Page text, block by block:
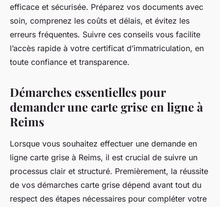
efficace et sécurisée. Préparez vos documents avec
soin, comprenez les coûts et délais, et évitez les
erreurs fréquentes. Suivre ces conseils vous facilite
l’accès rapide à votre certificat d’immatriculation, en
toute confiance et transparence.
Démarches essentielles pour
demander une carte grise en ligne à
Reims
Lorsque vous souhaitez effectuer une demande en
ligne carte grise à Reims, il est crucial de suivre un
processus clair et structuré. Premièrement, la réussite
de vos démarches carte grise dépend avant tout du
respect des étapes nécessaires pour compléter votre